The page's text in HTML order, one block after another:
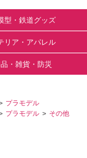
型・鉄道グッズ
リア・アパレル
・雑貨・防災
プラモデル
プラモデル その他